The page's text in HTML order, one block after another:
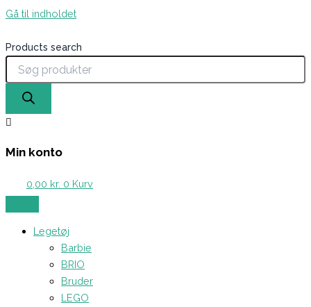
Gå til indholdet
Products search
Min konto
0,00 kr. 0 Kurv
Legetøj
Barbie
BRIO
Bruder
LEGO